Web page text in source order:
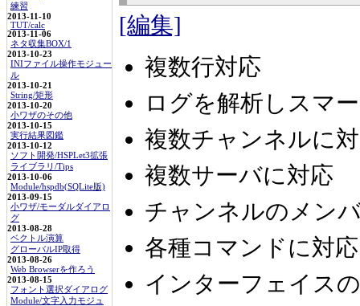
練習
2013-11-10
TUT/calc
2013-11-06
ネタ収集BOX/1
2013-10-23
INIファイル操作モジュー
ル
2013-10-21
String/矩形
2013-10-20
小ワザのその他
2013-10-15
実行結果図鑑
2013-10-12
ソフト開発/HSPLet3拡張
ライブラリ/Tips
2013-10-06
Module/hspdb(SQLite版)
2013-09-15
小ワザ/モーダルダイアロ
グ
2013-08-28
ベクトル演算
グローバルIP取得
2013-08-26
Web Browserを作ろう
2013-08-15
フォント選択ダイアログ
Module/文字入力モジュ
[編集]
複数行対応
ログを解析しスマ
複数チャンネルに
複数サーバに対応
チャンネルのメン
各種コマンドに対応
インターフェイス